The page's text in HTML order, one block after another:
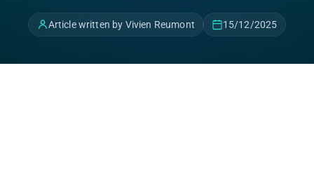
Article written by Vivien Reumont 15/12/2025